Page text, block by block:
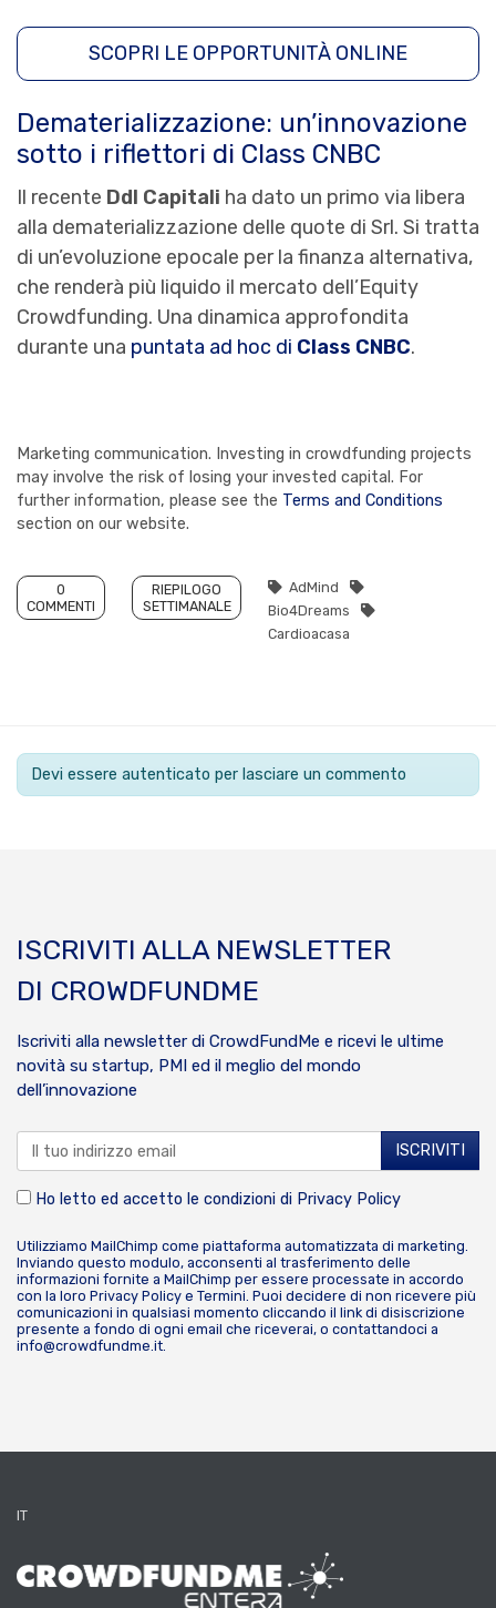
SCOPRI LE OPPORTUNITÀ ONLINE
Dematerializzazione: un’innovazione
sotto i riflettori di Class CNBC
Il recente Ddl Capitali ha dato un primo via libera
alla dematerializzazione delle quote di Srl. Si tratta
di un’evoluzione epocale per la finanza alternativa,
che renderà più liquido il mercato dell’Equity
Crowdfunding. Una dinamica approfondita
durante una puntata ad hoc di Class CNBC.
Marketing communication. Investing in crowdfunding projects
may involve the risk of losing your invested capital. For
further information, please see the Terms and Conditions
section on our website.
0
COMMENTI
RIEPILOGO
SETTIMANALE
AdMind
Bio4Dreams
Cardioacasa
Devi essere autenticato per lasciare un commento
ISCRIVITI ALLA NEWSLETTER
DI CROWDFUNDME
Iscriviti alla newsletter di CrowdFundMe e ricevi le ultime
novità su startup, PMI ed il meglio del mondo
dell’innovazione
Ho letto ed accetto le condizioni di Privacy Policy
Utilizziamo MailChimp come piattaforma automatizzata di marketing.
Inviando questo modulo, acconsenti al trasferimento delle
informazioni fornite a MailChimp per essere processate in accordo
con la loro Privacy Policy e Termini . Puoi decidere di non ricevere più
comunicazioni in qualsiasi momento cliccando il link di disiscrizione
presente a fondo di ogni email che riceverai, o contattandoci a
info@crowdfundme.it
IT